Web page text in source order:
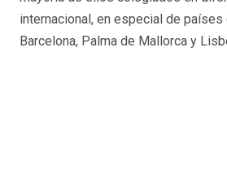
internacional, en especial de
Barcelona, Palma de Mallorca y